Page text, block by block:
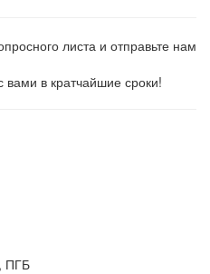
листа и отправьте нам
вами в кратчайшие сроки!
ПГБ